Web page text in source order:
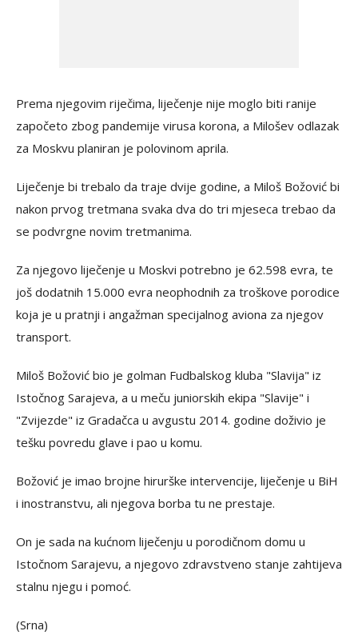
Prema njegovim riječima, liječenje nije moglo biti ranije
započeto zbog pandemije virusa korona, a Milošev odlazak
za Moskvu planiran je polovinom aprila.
Liječenje bi trebalo da traje dvije godine, a Miloš Božović bi
nakon prvog tretmana svaka dva do tri mjeseca trebao da
se podvrgne novim tretmanima.
Za njegovo liječenje u Moskvi potrebno je 62.598 evra, te
još dodatnih 15.000 evra neophodnih za troškove porodice
koja je u pratnji i angažman specijalnog aviona za njegov
transport.
Miloš Božović bio je golman Fudbalskog kluba "Slavija" iz
Istočnog Sarajeva, a u meču juniorskih ekipa "Slavije" i
"Zvijezde" iz Gradačca u avgustu 2014. godine doživio je
tešku povredu glave i pao u komu.
Božović je imao brojne hirurške intervencije, liječenje u BiH
i inostranstvu, ali njegova borba tu ne prestaje.
On je sada na kućnom liječenju u porodičnom domu u
Istočnom Sarajevu, a njegovo zdravstveno stanje zahtijeva
stalnu njegu i pomoć.
(Srna)